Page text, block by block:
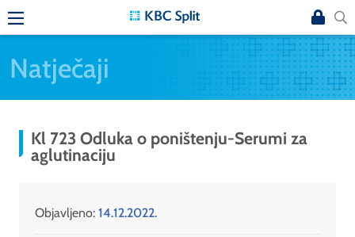
Natječaji
Kl 723 Odluka o poništenju-Serumi za
aglutinaciju
Objavljeno: 14.12.2022.